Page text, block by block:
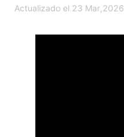
Actualizado el 23 Mar,2026